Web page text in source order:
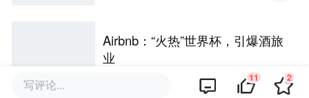
Airbnb：“火热”世界杯，引爆酒旅
业
写评论... 11 2